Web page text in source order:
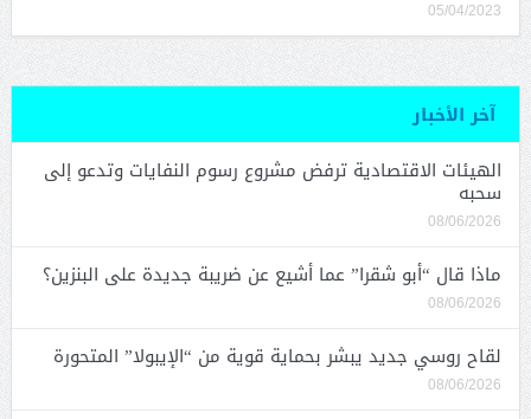
05/04/2023
آخر الأخبار
الهيئات الاقتصادية ترفض مشروع رسوم النفايات وتدعو إلى
سحبه
08/06/2026
ماذا قال “أبو شقرا” عما أشيع عن ضريبة جديدة على البنزين؟
08/06/2026
لقاح روسي جديد يبشر بحماية قوية من “الإيبولا” المتحورة
08/06/2026